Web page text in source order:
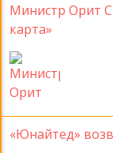
Министр Орит
карта»
«Юнайтед»